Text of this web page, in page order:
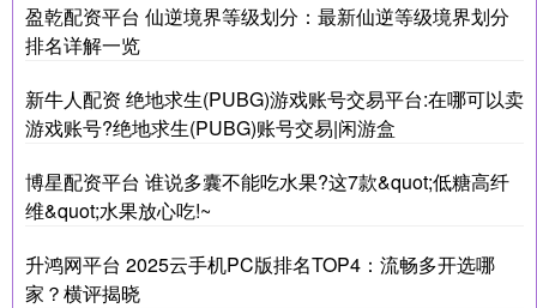
盈乾配资平台 仙逆境界等级划分：最新仙逆等级境界划分
排名详解一览
新牛人配资 绝地求生(PUBG)游戏账号交易平台:在哪可以卖
游戏账号?绝地求生(PUBG)账号交易|闲游盒
博星配资平台 谁说多囊不能吃水果?这7款&quot;低糖高纤
维&quot;水果放心吃!~
升鸿网平台 2025云手机PC版排名TOP4：流畅多开选哪
家？横评揭晓